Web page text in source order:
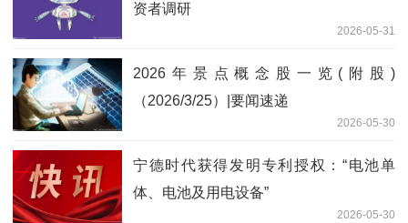
资者调研
2026-05-31
2026年景点概念股一览(附股)
（2026/3/25）|要闻速递
2026-05-30
宁德时代获得发明专利授权：“电池单
体、电池及用电设备”
2026-05-30